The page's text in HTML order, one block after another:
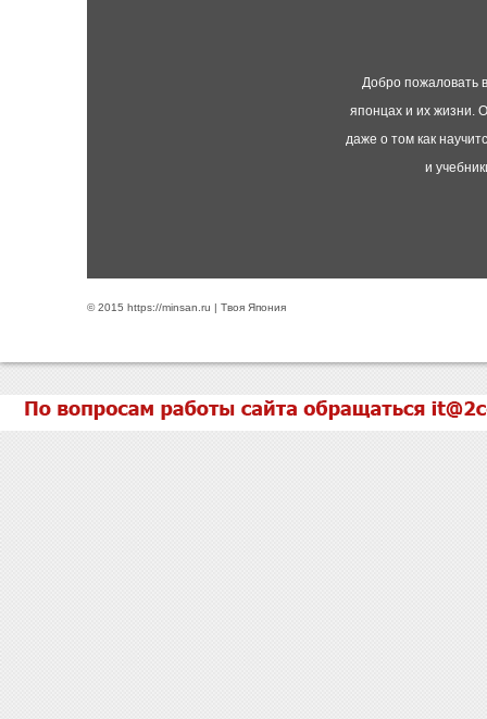
Добро пожаловать
японцах и их жизни.
даже о том как
и
© 2015 https://minsan.ru | Твоя Япония